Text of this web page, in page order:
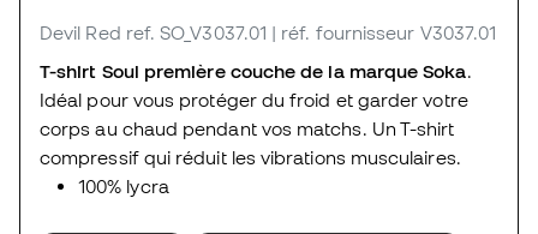
Devil Red ref. SO_V3037.01 | réf. fournisseur V3037.01
T-shirt Soul première couche de la marque Soka
Idéal pour vous protéger du froid et garder votre
corps au chaud pendant vos matchs. Un T-shirt
compressif qui réduit les vibrations musculaires.
100% lycra